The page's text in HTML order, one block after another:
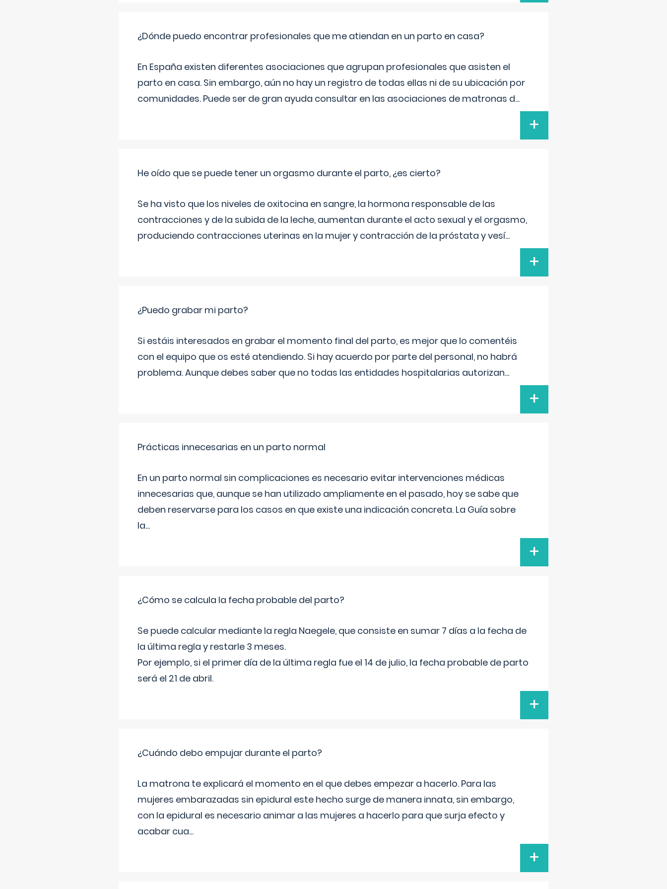
¿Dónde puedo encontrar profesionales que me atiendan en un parto en casa?
En España existen diferentes asociaciones que agrupan profesionales que asisten el
parto en casa. Sin embargo, aún no hay un registro de todas ellas ni de su ubicación por
comunidades. Puede ser de gran ayuda consultar en las asociaciones de matronas d...
+
He oído que se puede tener un orgasmo durante el parto, ¿es cierto?
Se ha visto que los niveles de oxitocina en sangre, la hormona responsable de las
contracciones y de la subida de la leche, aumentan durante el acto sexual y el orgasmo,
produciendo contracciones uterinas en la mujer y contracción de la próstata y vesí...
+
¿Puedo grabar mi parto?
Si estáis interesados en grabar el momento final del parto, es mejor que lo comentéis
con el equipo que os esté atendiendo. Si hay acuerdo por parte del personal, no habrá
problema. Aunque debes saber que no todas las entidades hospitalarias autorizan...
+
Prácticas innecesarias en un parto normal
En un parto normal sin complicaciones es necesario evitar intervenciones médicas
innecesarias que, aunque se han utilizado ampliamente en el pasado, hoy se sabe que
deben reservarse para los casos en que existe una indicación concreta. La Guía sobre
la...
+
¿Cómo se calcula la fecha probable del parto?
Se puede calcular mediante la regla Naegele, que consiste en sumar 7 días a la fecha de
la última regla y restarle 3 meses.
Por ejemplo, si el primer día de la última regla fue el 14 de julio, la fecha probable de parto
será el 21 de abril.
+
¿Cuándo debo empujar durante el parto?
La matrona te explicará el momento en el que debes empezar a hacerlo. Para las
mujeres embarazadas sin epidural este hecho surge de manera innata, sin embargo,
con la epidural es necesario animar a las mujeres a hacerlo para que surja efecto y
acabar cua...
+